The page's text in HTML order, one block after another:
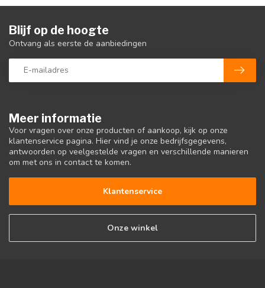
Meer informatie
Voor vragen over onze producten of aankoop, kijk op onze
klantenservice pagina. Hier vind je onze bedrijfsgegevens,
antwoorden op veelgestelde vragen en verschillende manieren
om met ons in contact te komen.
Klantenservice
Onze winkel
Blijf op de hoogte
Ontvang als eerste de aanbiedingen